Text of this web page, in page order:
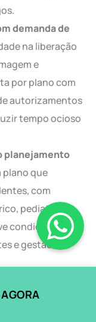
demanda de
na liberação
e
por plano com
autorizamentos
tempo ocioso
planejamento
plano que
com
pediatria e
condições para
e gestão
local